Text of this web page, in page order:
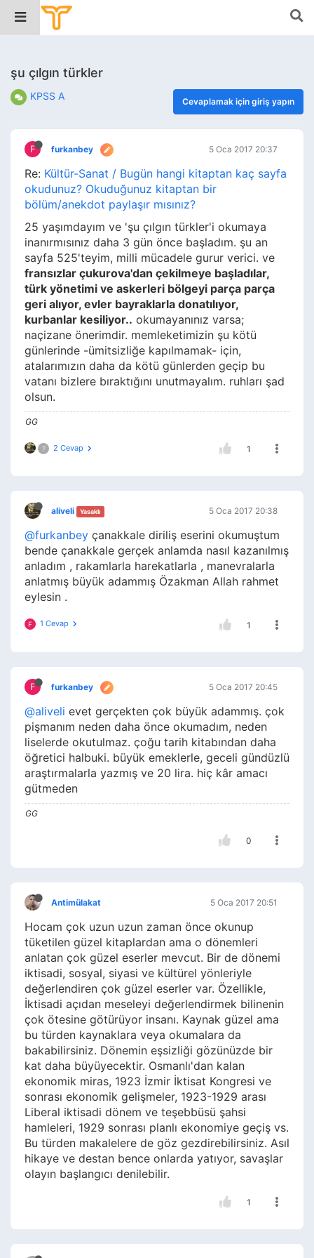
şu çılgın türkler
KPSS A Cevaplamak için giriş yapın
F furkanbey 5 Oca 2017 20:37
Re: Kültür-Sanat / Bugün hangi kitaptan kaç sayfa
okudunuz? Okuduğunuz kitaptan bir
bölüm/anekdot paylaşır mısınız?
25 yaşımdayım ve 'şu çılgın türkler'i okumaya
inanırmısınız daha 3 gün önce başladım. şu an
sayfa 525'teyim, milli mücadele gurur verici. ve
fransızlar çukurova'dan çekilmeye başladılar,
türk yönetimi ve askerleri bölgeyi parça parça
geri alıyor, evler bayraklarla donatılıyor,
kurbanlar kesiliyor.. okumayanınız varsa;
naçizane önerimdir. memleketimizin şu kötü
günlerinde -ümitsizliğe kapılmamak- için,
atalarımızın daha da kötü günlerden geçip bu
vatanı bizlere bıraktığını unutmayalım. ruhları şad
olsun.
GG
? 2 Cevap 1
aliveli Yasaklı 5 Oca 2017 20:38
@furkanbey çanakkale diriliş eserini okumuştum
bende çanakkale gerçek anlamda nasıl kazanılmış
anladım , rakamlarla harekatlarla , manevralarla
anlatmış büyük adammış Özakman Allah rahmet
eylesin .
F 1 Cevap 1
F furkanbey 5 Oca 2017 20:45
@aliveli evet gerçekten çok büyük adammış. çok
pişmanım neden daha önce okumadım, neden
liselerde okutulmaz. çoğu tarih kitabından daha
öğretici halbuki. büyük emeklerle, geceli gündüzlü
araştırmalarla yazmış ve 20 lira. hiç kâr amacı
gütmeden
GG
0
Antimülakat 5 Oca 2017 20:51
Hocam çok uzun uzun zaman önce okunup
tüketilen güzel kitaplardan ama o dönemleri
anlatan çok güzel eserler mevcut. Bir de dönemi
iktisadi, sosyal, siyasi ve kültürel yönleriyle
değerlendiren çok güzel eserler var. Özellikle,
İktisadi açıdan meseleyi değerlendirmek bilinenin
çok ötesine götürüyor insanı. Kaynak güzel ama
bu türden kaynaklara veya okumalara da
bakabilirsiniz. Dönemin eşsizliği gözünüzde bir
kat daha büyüyecektir. Osmanlı'dan kalan
ekonomik miras, 1923 İzmir İktisat Kongresi ve
sonrası ekonomik gelişmeler, 1923-1929 arası
Liberal iktisadi dönem ve teşebbüsü şahsi
hamleleri, 1929 sonrası planlı ekonomiye geçiş vs.
Bu türden makalelere de göz gezdirebilirsiniz. Asıl
hikaye ve destan bence onlarda yatıyor, savaşlar
olayın başlangıcı denilebilir.
1